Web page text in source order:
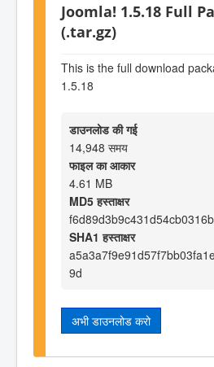
Joomla! 1.5.18 Full
(.tar.gz)
This is the full download
1.5.18
डाउनलोड की गई
14,948 समय
फाइल का आकार
4.61 MB
MD5 हस्ताक्षर
SHA1 हस्ताक्षर
9d
अभी डाउनलोड करो